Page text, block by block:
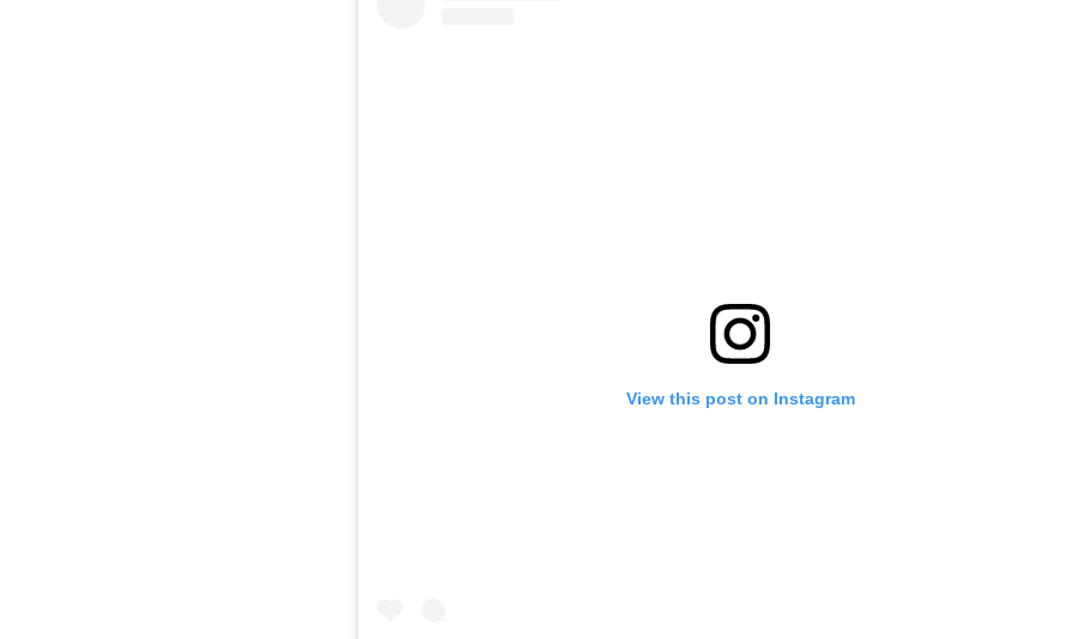
View this post on Instagram